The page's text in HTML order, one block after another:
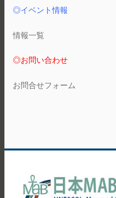
◎イベント情報
情報一覧
◎お問い合わせ
お問合せフォーム